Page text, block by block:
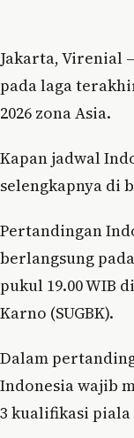
Jakarta, Virenial
pada laga
2026 zona Asia.
Kapan jadwal
selengkapnya di
Pertandingan
berlangsung
pukul 19.00 WIB
Karno (SUGBK).
Dalam
Indonesia wajib
3 kualifikasi piala